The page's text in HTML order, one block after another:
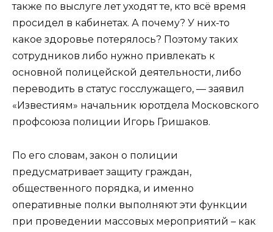
также по выслуге лет уходят те, кто всё время
просидел в кабинетах. А почему? У них-то
какое здоровье потерялось? Поэтому таких
сотрудников либо нужно привлекать к
основной полицейской деятельности, либо
переводить в статус госслужащего, — заявил
«Известиям» начальник юротдела Московского
профсоюза полиции Игорь Гришаков.
По его словам, закон о полиции
предусматривает защиту граждан,
общественного порядка, и именно
оперативные полки выполняют эти функции
при проведении массовых мероприятий – как